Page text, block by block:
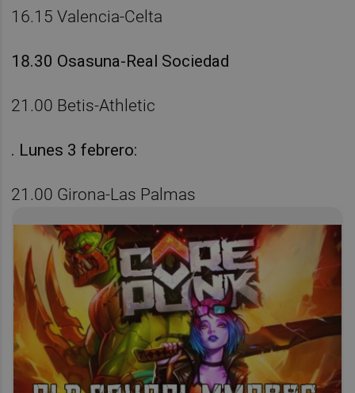
16.15 Valencia-Celta
18.30 Osasuna-Real Sociedad
21.00 Betis-Athletic
. Lunes 3 febrero:
21.00 Girona-Las Palmas